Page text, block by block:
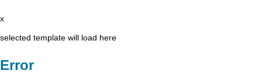
x
selected template will load here
Error